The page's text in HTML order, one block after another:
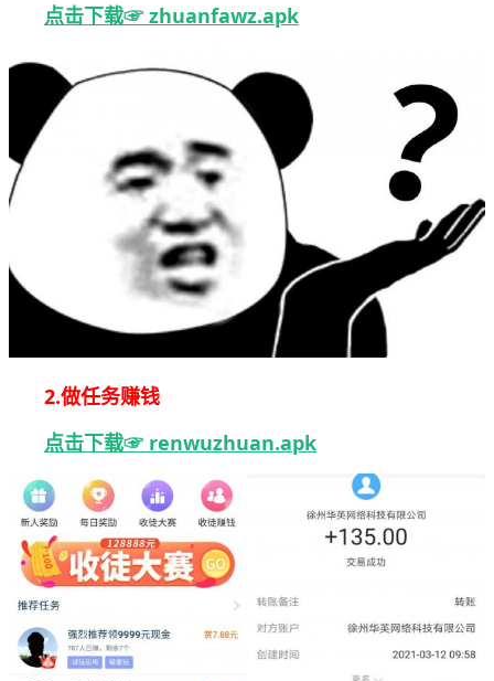
点击下载☞ zhuanfawz.apk
2.做任务赚钱
点击下载☞ renwuzhuan.apk